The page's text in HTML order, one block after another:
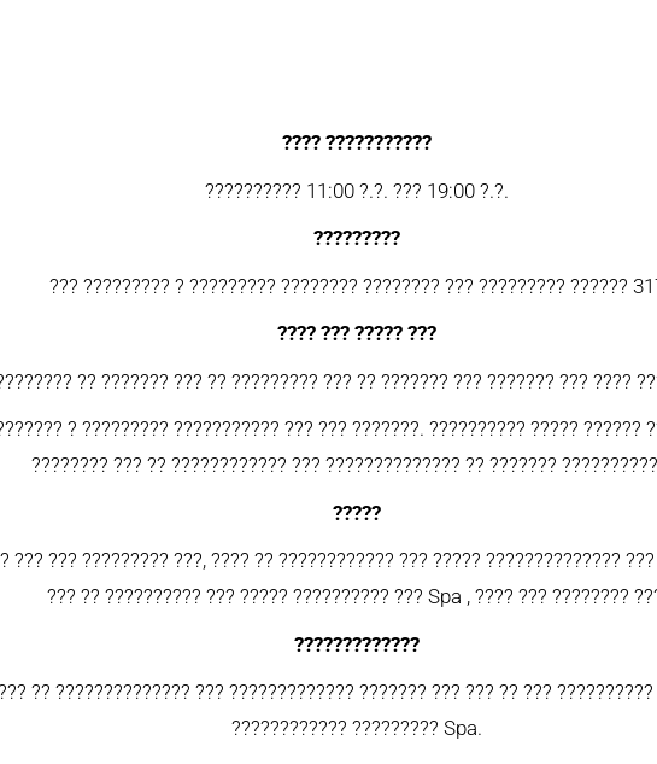
???? ???????????
?????????? 11:00 ?.?. ??? 19:00 ?.?.
?????????
??? ????????? ? ????????? ???????? ???????? ??? ????????? ??????
???? ??? ????? ???
?? ??????? ??? ?? ????????? ??? ?? ??????? ??? ??????? ??? ????
? ????????? ??????????? ??? ??? ???????. ?????????? ????? ??????
???????? ??? ?? ???????????? ??? ?????????????? ?? ???????
?????
??? ??? ????????? ???, ???? ?? ???????????? ??? ????? ??????????????
??? ?? ?????????? ??? ????? ?????????? ??? Spa , ???? ??? ????????
?????????????
?? ?????????????? ??? ????????????? ??????? ??? ??? ?? ???
???????????? ????????? Spa.